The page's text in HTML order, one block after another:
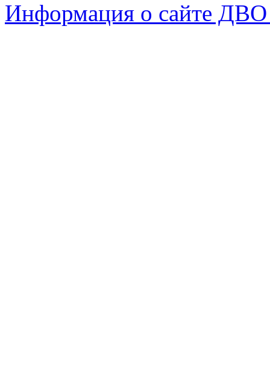
Информация о сайте